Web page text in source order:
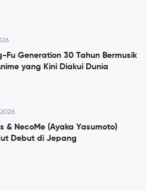
Fu Generation 30 Tahun Bermusik
yang Kini Diakui Dunia
& NecoMe (Ayaka Yasumoto)
Debut di Jepang